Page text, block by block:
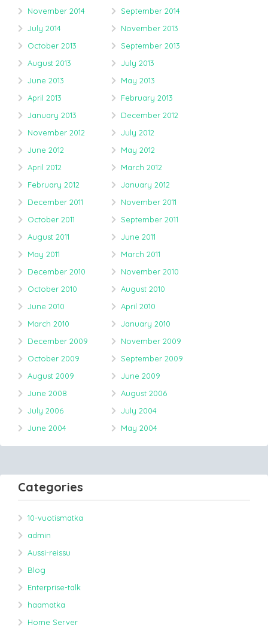
November 2014
September 2014
July 2014
November 2013
October 2013
September 2013
August 2013
July 2013
June 2013
May 2013
April 2013
February 2013
January 2013
December 2012
November 2012
July 2012
June 2012
May 2012
April 2012
March 2012
February 2012
January 2012
December 2011
November 2011
October 2011
September 2011
August 2011
June 2011
May 2011
March 2011
December 2010
November 2010
October 2010
August 2010
June 2010
April 2010
March 2010
January 2010
December 2009
November 2009
October 2009
September 2009
August 2009
June 2009
June 2008
August 2006
July 2006
July 2004
June 2004
May 2004
Categories
10-vuotismatka
admin
Aussi-reissu
Blog
Enterprise-talk
haamatka
Home Server